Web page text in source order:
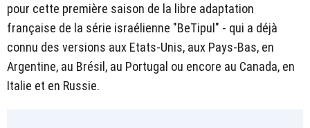
pour cette première saison de la libre adaptation
française de la série israélienne "BeTipul" - qui a déjà
connu des versions aux Etats-Unis, aux Pays-Bas, en
Argentine, au Brésil, au Portugal ou encore au Canada, en
Italie et en Russie.